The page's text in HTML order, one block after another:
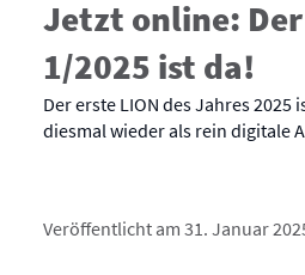
Jetzt online: Der
1/2025 ist da!
Der erste LION des Jahres 2025
diesmal wieder als rein digitale
Veröffentlicht am 31. Januar